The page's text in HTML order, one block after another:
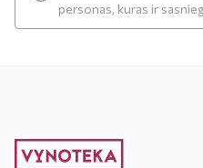
personas, kuras ir